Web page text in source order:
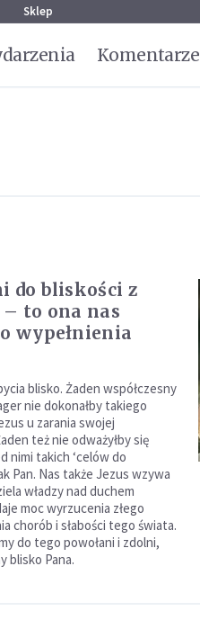
Sklep
Komentarze
do bliskości z
– to ona nas
wypełnienia
blisko. Żaden współczesny
nie dokonałby takiego
u zarania swojej
też nie odważyłby się
nimi takich ‘celów do
Pan. Nas także Jezus wzywa
władzy nad duchem
moc wyrzucenia złego
chorób i słabości tego świata.
do tego powołani i zdolni,
blisko Pana.